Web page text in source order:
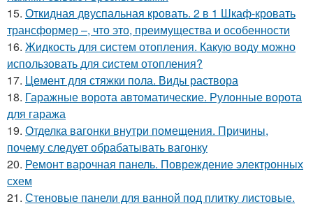
15. Откидная двуспальная кровать. 2 в 1 Шкаф-кровать
трансформер –, что это, преимущества и особенности
16. Жидкость для систем отопления. Какую воду можно
использовать для систем отопления?
17. Цемент для стяжки пола. Виды раствора
18. Гаражные ворота автоматические. Рулонные ворота
для гаража
19. Отделка вагонки внутри помещения. Причины,
почему следует обрабатывать вагонку
20. Ремонт варочная панель. Повреждение электронных
схем
21. Стеновые панели для ванной под плитку листовые.